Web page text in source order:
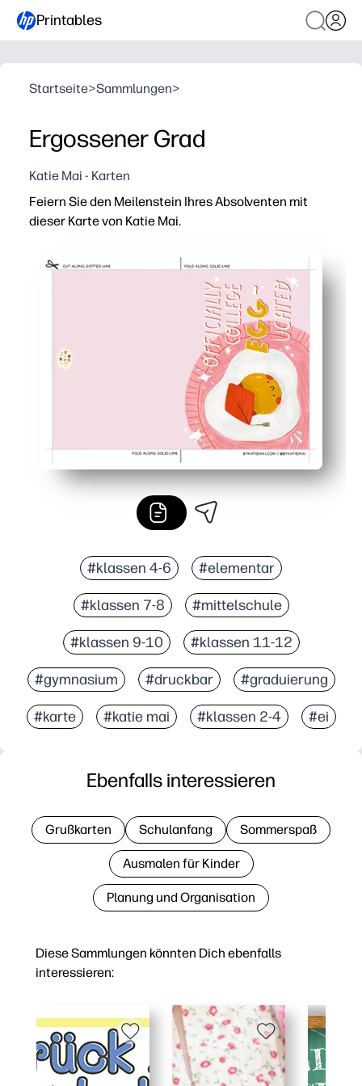
Printables
Startseite>Sammlungen>
Ergossener Grad
Katie Mai - Karten
Feiern Sie den Meilenstein Ihres Absolventen mit
dieser Karte von Katie Mai.
Druckfertig — einfach herunterladen, drucken, falten
Lustiges Eierdesign sorgt für Lacher und Liebe —
Flexibel für Zeremonien und Partys — leere
Lebensretter in letzter Minute — erstellen Sie zu
#klassen 4-6 #elementar
#klassen 7-8 #mittelschule
#klassen 9-10 #klassen 11-12
#gymnasium #druckbar #graduierung
#karte #katie mai #klassen 2-4 #ei
Diese Sammlungen könnten Dich ebenfalls
interessieren:
Ebenfalls interessieren
Grußkarten Schulanfang Sommerspaß
Ausmalen für Kinder
Planung und Organisation